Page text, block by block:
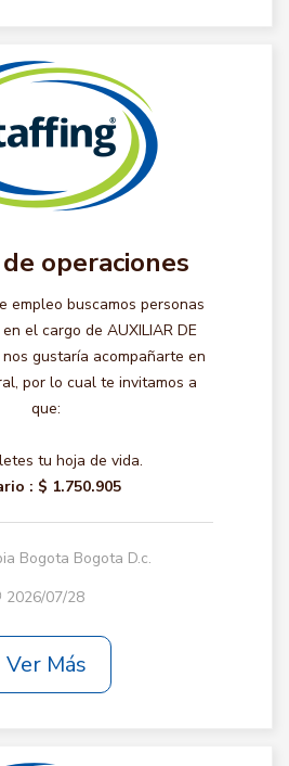
operaciones
empleo buscamos personas
el cargo de AUXILIAR DE
nos gustaría acompañarte en
por lo cual te invitamos a
que:
tu hoja de vida.
: $ 1.750.905
Bogota Bogota D.c.
2026/07/28
Ver Más